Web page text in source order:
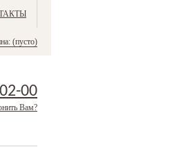
(пусто)
00
Вам?